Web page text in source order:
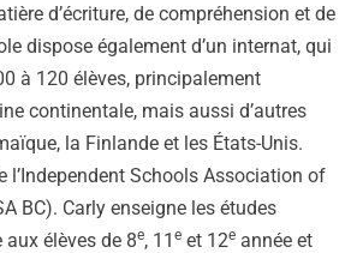
d’écriture, de compréhension et de
dispose également d’un internat, qui
à 120 élèves, principalement
continentale, mais aussi d’autres
la Finlande et les États-Unis.
l’Independent Schools Association of
BC). Carly enseigne les études
aux élèves de 8e, 11 e et 12e année et